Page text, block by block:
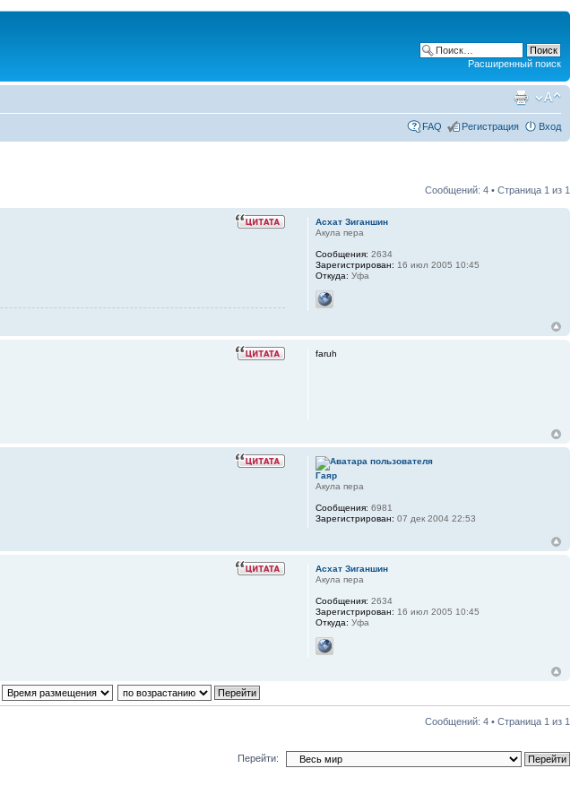
Расширенный поиск
FAQ Регистрация Вход
Сообщений: 4 • Страница 1 из 1
Асхат Зиганшин
Акула пера
Сообщения: 2634
Зарегистрирован: 16 июл 2005 10:45
Откуда: Уфа
faruh
Гаяр
Акула пера
Сообщения: 6981
Зарегистрирован: 07 дек 2004 22:53
Асхат Зиганшин
Акула пера
Сообщения: 2634
Зарегистрирован: 16 июл 2005 10:45
Откуда: Уфа
Сообщений: 4 • Страница 1 из 1
Перейти: